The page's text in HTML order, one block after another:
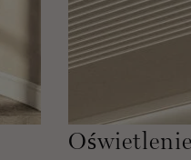
Oświetlenie